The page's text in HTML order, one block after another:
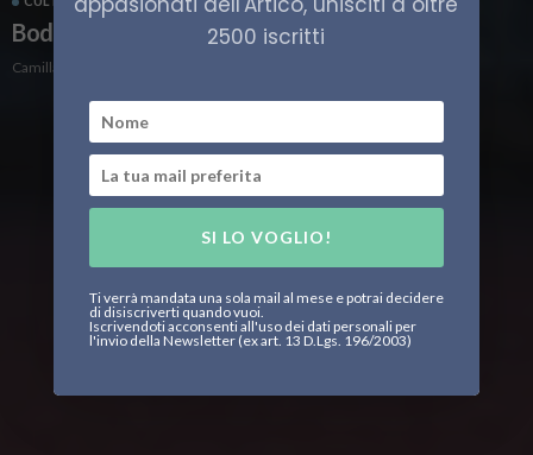
Bodø Capitale Europea della Cultura 2024
Camilla Bertoglio
2500 iscritti
SI LO VOGLIO!
Ti verrà mandata una sola mail al mese e potrai decidere
di disiscriverti quando vuoi.
Iscrivendoti acconsenti all'uso dei dati personali per
l'invio della Newsletter (ex art. 13 D.Lgs. 196/2003)